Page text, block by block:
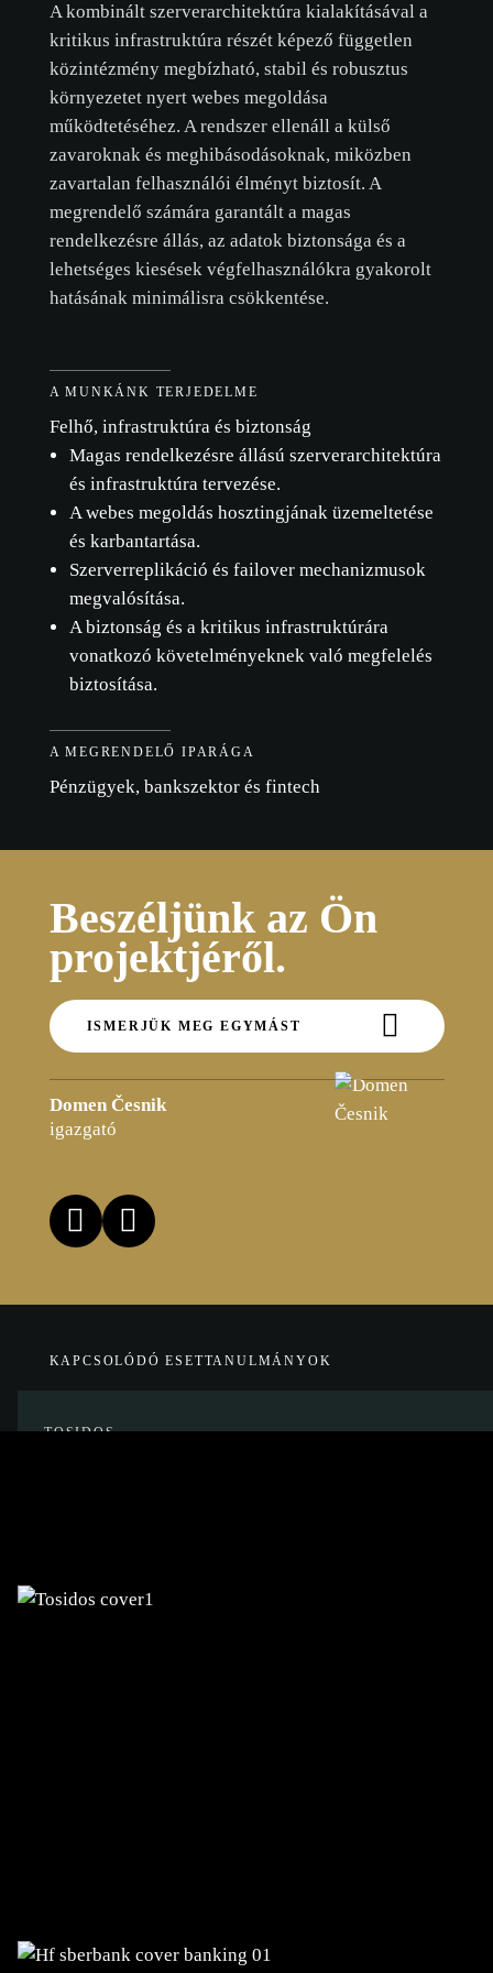
A kombinált szerverarchitektúra kialakításával a
kritikus infrastruktúra részét képező független
közintézmény megbízható, stabil és robusztus
környezetet nyert webes megoldása
működtetéséhez. A rendszer ellenáll a külső
zavaroknak és meghibásodásoknak, miközben
zavartalan felhasználói élményt biztosít. A
megrendelő számára garantált a magas
rendelkezésre állás, az adatok biztonsága és a
lehetséges kiesések végfelhasználókra gyakorolt
hatásának minimálisra csökkentése.
A MUNKÁNK TERJEDELME
Felhő, infrastruktúra és biztonság
Magas rendelkezésre állású szerverarchitektúra
és infrastruktúra tervezése.
A webes megoldás hosztingjának üzemeltetése
és karbantartása.
Szerverreplikáció és failover mechanizmusok
megvalósítása.
A biztonság és a kritikus infrastruktúrára
vonatkozó követelményeknek való megfelelés
biztosítása.
A MEGRENDELŐ IPARÁGA
Pénzügyek, bankszektor és fintech
Beszéljünk az Ön
projektjéről.
ISMERJÜK MEG EGYMÁST
Domen Česnik
igazgató
KAPCSOLÓDÓ ESETTANULMÁNYOK
TOSIDOS
sütikre vonatkozó
szabályzatot.
ÖSSZES ELFOGADÁSA
CSAK A SZÜKSÉGESEK ELFOGADÁSA
TESTRESZABÁS